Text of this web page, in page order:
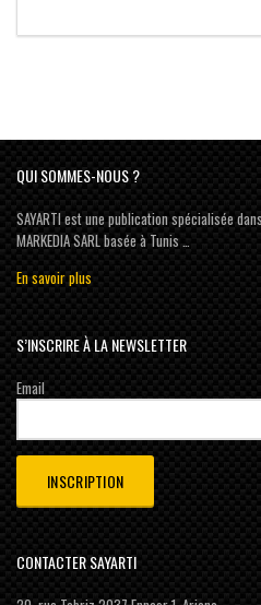
QUI SOMMES-NOUS ?
SAYARTI est une publication spécialisée
MARKEDIA SARL basée à Tunis …
En savoir plus
S’INSCRIRE À LA NEWSLETTER
Email
CONTACTER SAYARTI